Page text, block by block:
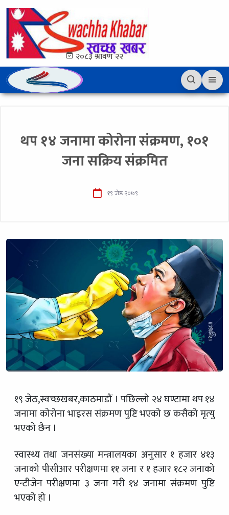
२०८३ श्रावण २२
थप १४ जनामा कोरोना संक्रमण, १०१
जना सक्रिय संक्रमित
१९ जेष्ठ २०७९
१९ जेठ,स्वच्छखबर,काठमाडौं । पछिल्लो २४ घण्टामा थप १४
जनामा कोरोना भाइरस संक्रमण पुष्टि भएको छ कसैको मृत्‍यु
भएको छैन ।
स्वास्थ्य तथा जनसंख्या मन्त्रालयका अनुसार १ हजार ४१३
जनाको पीसीआर परीक्षणमा ११ जना र १ हजार १८२ जनाको
एन्टीजेन परीक्षणमा ३ जना गरी १४ जनामा संक्रमण पुष्टि
भएको हो ।